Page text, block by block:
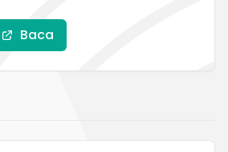
Baca